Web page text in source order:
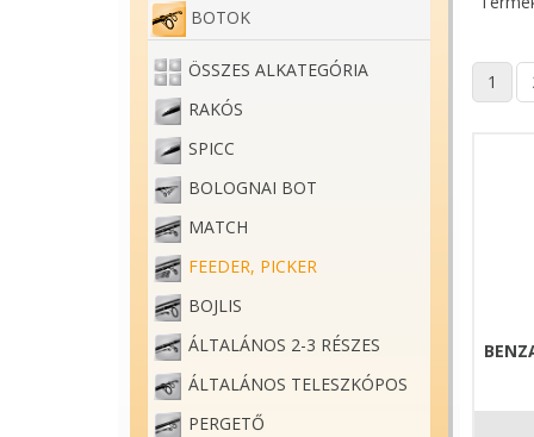
BOTOK
ÖSSZES ALKATEGÓRIA
RAKÓS
SPICC
BOLOGNAI BOT
MATCH
FEEDER, PICKER
BOJLIS
ÁLTALÁNOS 2-3 RÉSZES
ÁLTALÁNOS TELESZKÓPOS
PERGETŐ
1